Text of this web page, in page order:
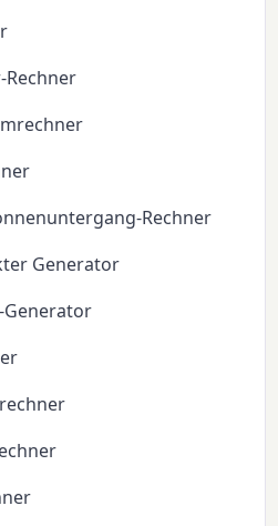
Rechner
Rechner
Generator